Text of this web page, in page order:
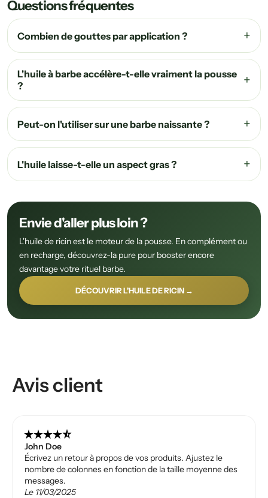
Questions fréquentes
Combien de gouttes par application ?
L'huile à barbe accélère-t-elle vraiment la pousse
?
Peut-on l'utiliser sur une barbe naissante ?
L'huile laisse-t-elle un aspect gras ?
Envie d'aller plus loin ?
L'huile de ricin est le moteur de la pousse. En complément ou
en recharge, découvrez-la pure pour booster encore
davantage votre rituel barbe.
DÉCOUVRIR L'HUILE DE RICIN →
Avis client
star_ratestar_ratestar_ratestar_ratestar_rate_half
John Doe
Écrivez un retour à propos de vos produits. Ajustez le
nombre de colonnes en fonction de la taille moyenne des
messages.
Le 11/03/2025